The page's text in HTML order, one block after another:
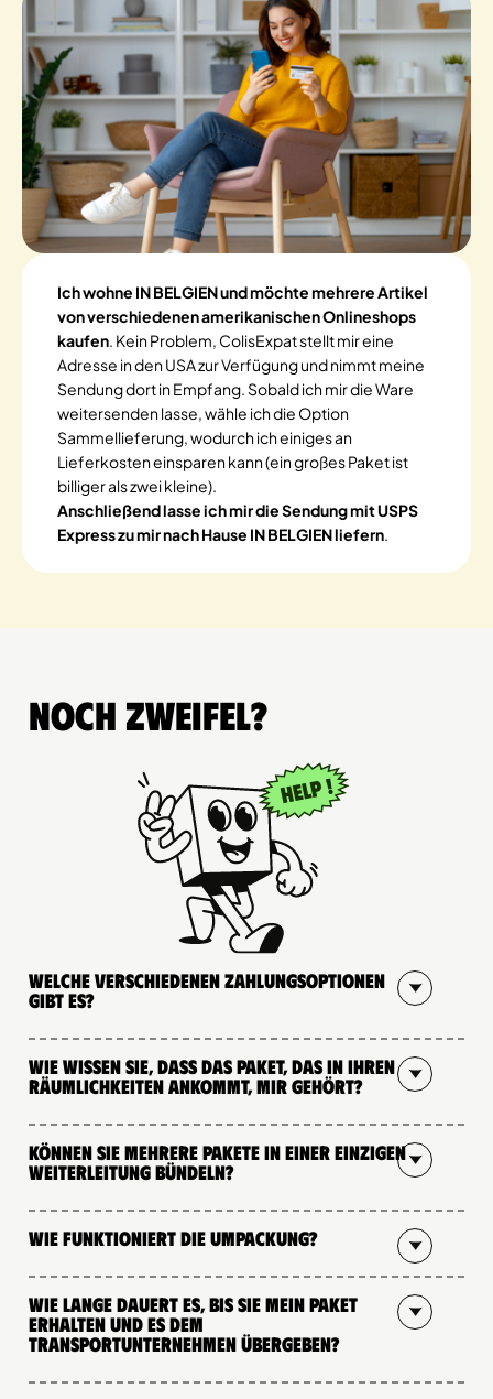
Ich wohne IN BELGIEN und möchte mehrere Artikel
von verschiedenen amerikanischen Onlineshops
kaufen. Kein Problem, ColisExpat stellt mir eine
Adresse in den USA zur Verfügung und nimmt meine
Sendung dort in Empfang. Sobald ich mir die Ware
weitersenden lasse, wähle ich die Option
Sammellieferung, wodurch ich einiges an
Lieferkosten einsparen kann (ein großes Paket ist
billiger als zwei kleine).
Anschließend lasse ich mir die Sendung mit USPS
Express zu mir nach Hause IN BELGIEN liefern.
Noch Zweifel?
Welche verschiedenen Zahlungsoptionen
gibt es?
Wie wissen Sie, dass das Paket, das in Ihren
Räumlichkeiten ankommt, mir gehört?
Können Sie mehrere Pakete in einer einzigen
Weiterleitung bündeln?
Wie funktioniert die Umpackung?
Wie lange dauert es, bis Sie mein Paket
erhalten und es dem
Transportunternehmen übergeben?